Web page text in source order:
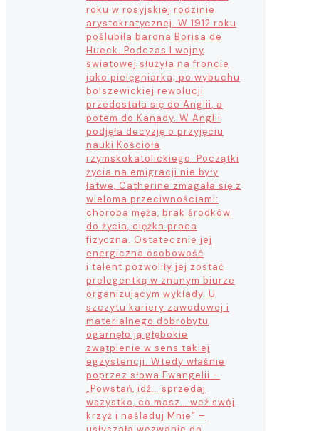
roku w rosyjskiej rodzinie
arystokratycznej. W 1912 roku
poślubiła barona Borisa de
Hueck. Podczas I wojny
światowej służyła na froncie
jako pielęgniarka; po wybuchu
bolszewickiej rewolucji
przedostała się do Anglii, a
potem do Kanady. W Anglii
podjęła decyzję o przyjęciu
nauki Kościoła
rzymskokatolickiego. Początki
życia na emigracji nie były
łatwe, Catherine zmagała się z
wieloma przeciwnościami:
choroba męża, brak środków
do życia, ciężka praca
fizyczna. Ostatecznie jej
energiczna osobowość
i talent pozwoliły jej zostać
prelegentką w znanym biurze
organizującym wykłady. U
szczytu kariery zawodowej i
materialnego dobrobytu
ogarnęło ją głębokie
zwątpienie w sens takiej
egzystencji. Wtedy właśnie
poprzez słowa Ewangelii –
„Powstań, idź… sprzedaj
wszystko, co masz… weź swój
krzyż i naśladuj Mnie” –